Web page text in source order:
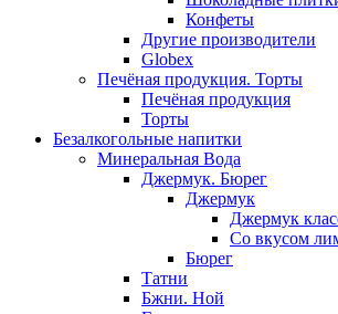
Конфеты
Другие производители
Globex
Печёная продукция. Торты
Печёная продукция
Торты
Безалкогольные напитки
Минеральная Вода
Джермук. Бюрег
Джермук
Джермук
Со вкусом
Бюрег
Татни
Бжни. Ной